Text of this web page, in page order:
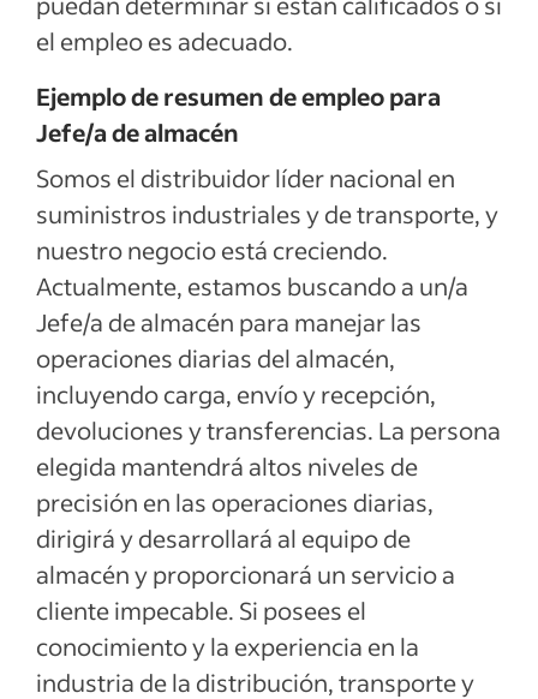
el empleo es adecuado.
Ejemplo de resumen de empleo para
Jefe/a de almacén
Somos el distribuidor líder nacional en
suministros industriales y de transporte, y
nuestro negocio está creciendo.
Actualmente, estamos buscando a un/a
Jefe/a de almacén para manejar las
operaciones diarias del almacén,
incluyendo carga, envío y recepción,
devoluciones y transferencias. La persona
elegida mantendrá altos niveles de
precisión en las operaciones diarias,
dirigirá y desarrollará al equipo de
almacén y proporcionará un servicio a
cliente impecable. Si posees el
conocimiento y la experiencia en la
industria de la distribución, transporte y